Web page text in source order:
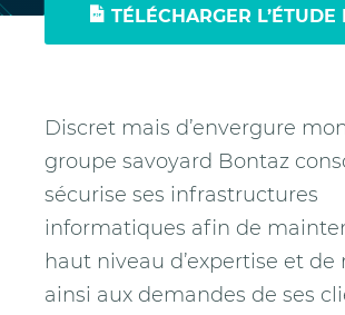
TÉLÉCHARGER L’ÉTUDE
Discret mais d’envergure
groupe savoyard Bontaz
sécurise ses infrastructures
informatiques afin de
haut niveau d’expertise et de
ainsi aux demandes de ses